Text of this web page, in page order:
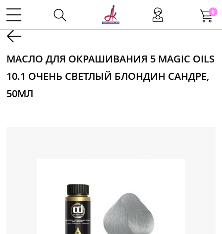
0
Инструменты
Одноразовая продукция
МАСЛО ДЛЯ ОКРАШИВАНИЯ 5 MAGIC OILS
10.1 ОЧЕНЬ СВЕТЛЫЙ БЛОНДИН САНДРЕ,
50МЛ